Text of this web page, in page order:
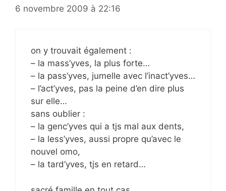
6 novembre 2009 à 22:16
on y trouvait également :
– la mass’yves, la plus forte…
– la pass’yves, jumelle avec l’inact’yves…
– l’act’yves, pas la peine d’en dire plus
sur elle…
sans oublier :
– la genc’yves qui a tjs mal aux dents,
– la less’yves, aussi propre qu’avec le
nouvel omo,
– la tard’yves, tjs en retard…